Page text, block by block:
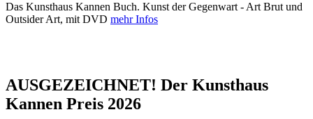
Das Kunsthaus Kannen Buch. Kunst der Gegenwart - Art Brut und
Outsider Art, mit DVD mehr Infos
AUSGEZEICHNET! Der Kunsthaus
Kannen Preis 2026